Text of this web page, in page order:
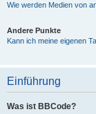
Wie werden Medien von
Andere Punkte
Kann ich meine eigenen
Einführung
Was ist BBCode?